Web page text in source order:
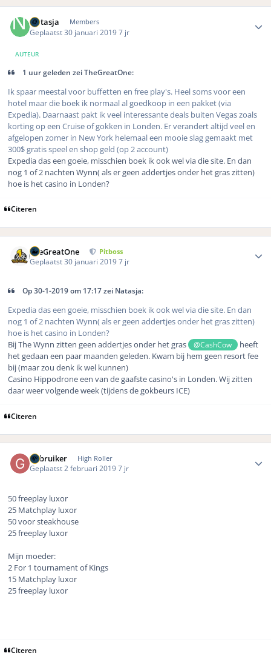
Natasja Members
Geplaatst 30 januari 20197 jr
AUTEUR
1 uur geleden zei TheGreatOne:
Ik spaar meestal voor buffetten en free play's. Heel soms voor een
hotel maar die boek ik normaal al goedkoop in een pakket (via
Expedia). Daarnaast pakt ik veel interessante deals buiten Vegas zoals
korting op een Cruise of gokken in Londen. Er verandert altijd veel en
afgelopen zomer in New York helemaal een mooie slag gemaakt met
300$ gratis speel en shop geld (op 2 account)
Expedia das een goeie, misschien boek ik ook wel via die site. En dan
nog 1 of 2 nachten Wynn( als er geen addertjes onder het gras zitten)
hoe is het casino in Londen?
Citeren
TheGreatOne Pitboss
Geplaatst 30 januari 20197 jr
Op 30-1-2019 om 17:17 zei Natasja:
Expedia das een goeie, misschien boek ik ook wel via die site. En dan
nog 1 of 2 nachten Wynn( als er geen addertjes onder het gras zitten)
hoe is het casino in Londen?
Bij The Wynn zitten geen addertjes onder het gras
@CashCow
heeft
het gedaan een paar maanden geleden. Kwam bij hem geen resort fee
bij (maar zou denk ik wel kunnen)
Casino Hippodrone een van de gaafste casino's in Londen. Wij zitten
daar weer volgende week (tijdens de gokbeurs ICE)
Citeren
Gebruiker High Roller
Geplaatst2 februari 20197 jr
50 freeplay luxor
25 Matchplay luxor
50 voor steakhouse
25 freeplay luxor
Mijn moeder:
2 For 1 tournament of Kings
15 Matchplay luxor
25 freeplay luxor
Citeren